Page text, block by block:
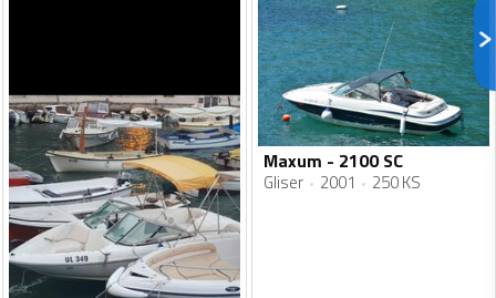
Maxum - 2100 SC
Gliser 2001 250 KS